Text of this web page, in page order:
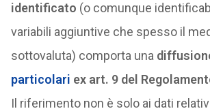
identificato (o comunque
variabili aggiuntive che spesso il
sottovaluta) comporta una
particolari ex art. 9 del
Il riferimento non è solo ai dati